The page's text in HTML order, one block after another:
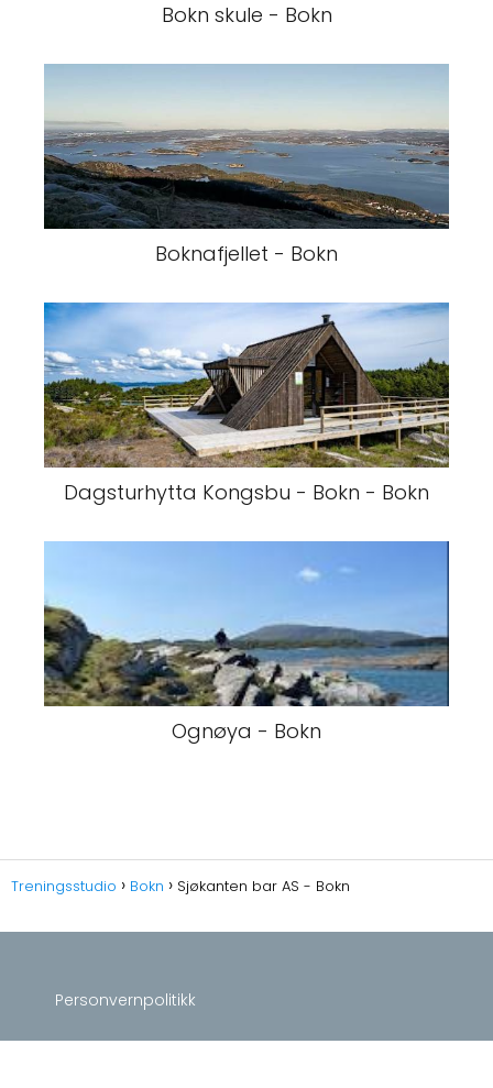
Bokn skule - Bokn
Boknafjellet - Bokn
Dagsturhytta Kongsbu - Bokn - Bokn
Ognøya - Bokn
Treningsstudio Bokn Sjøkanten bar AS - Bokn
Personvernpolitikk